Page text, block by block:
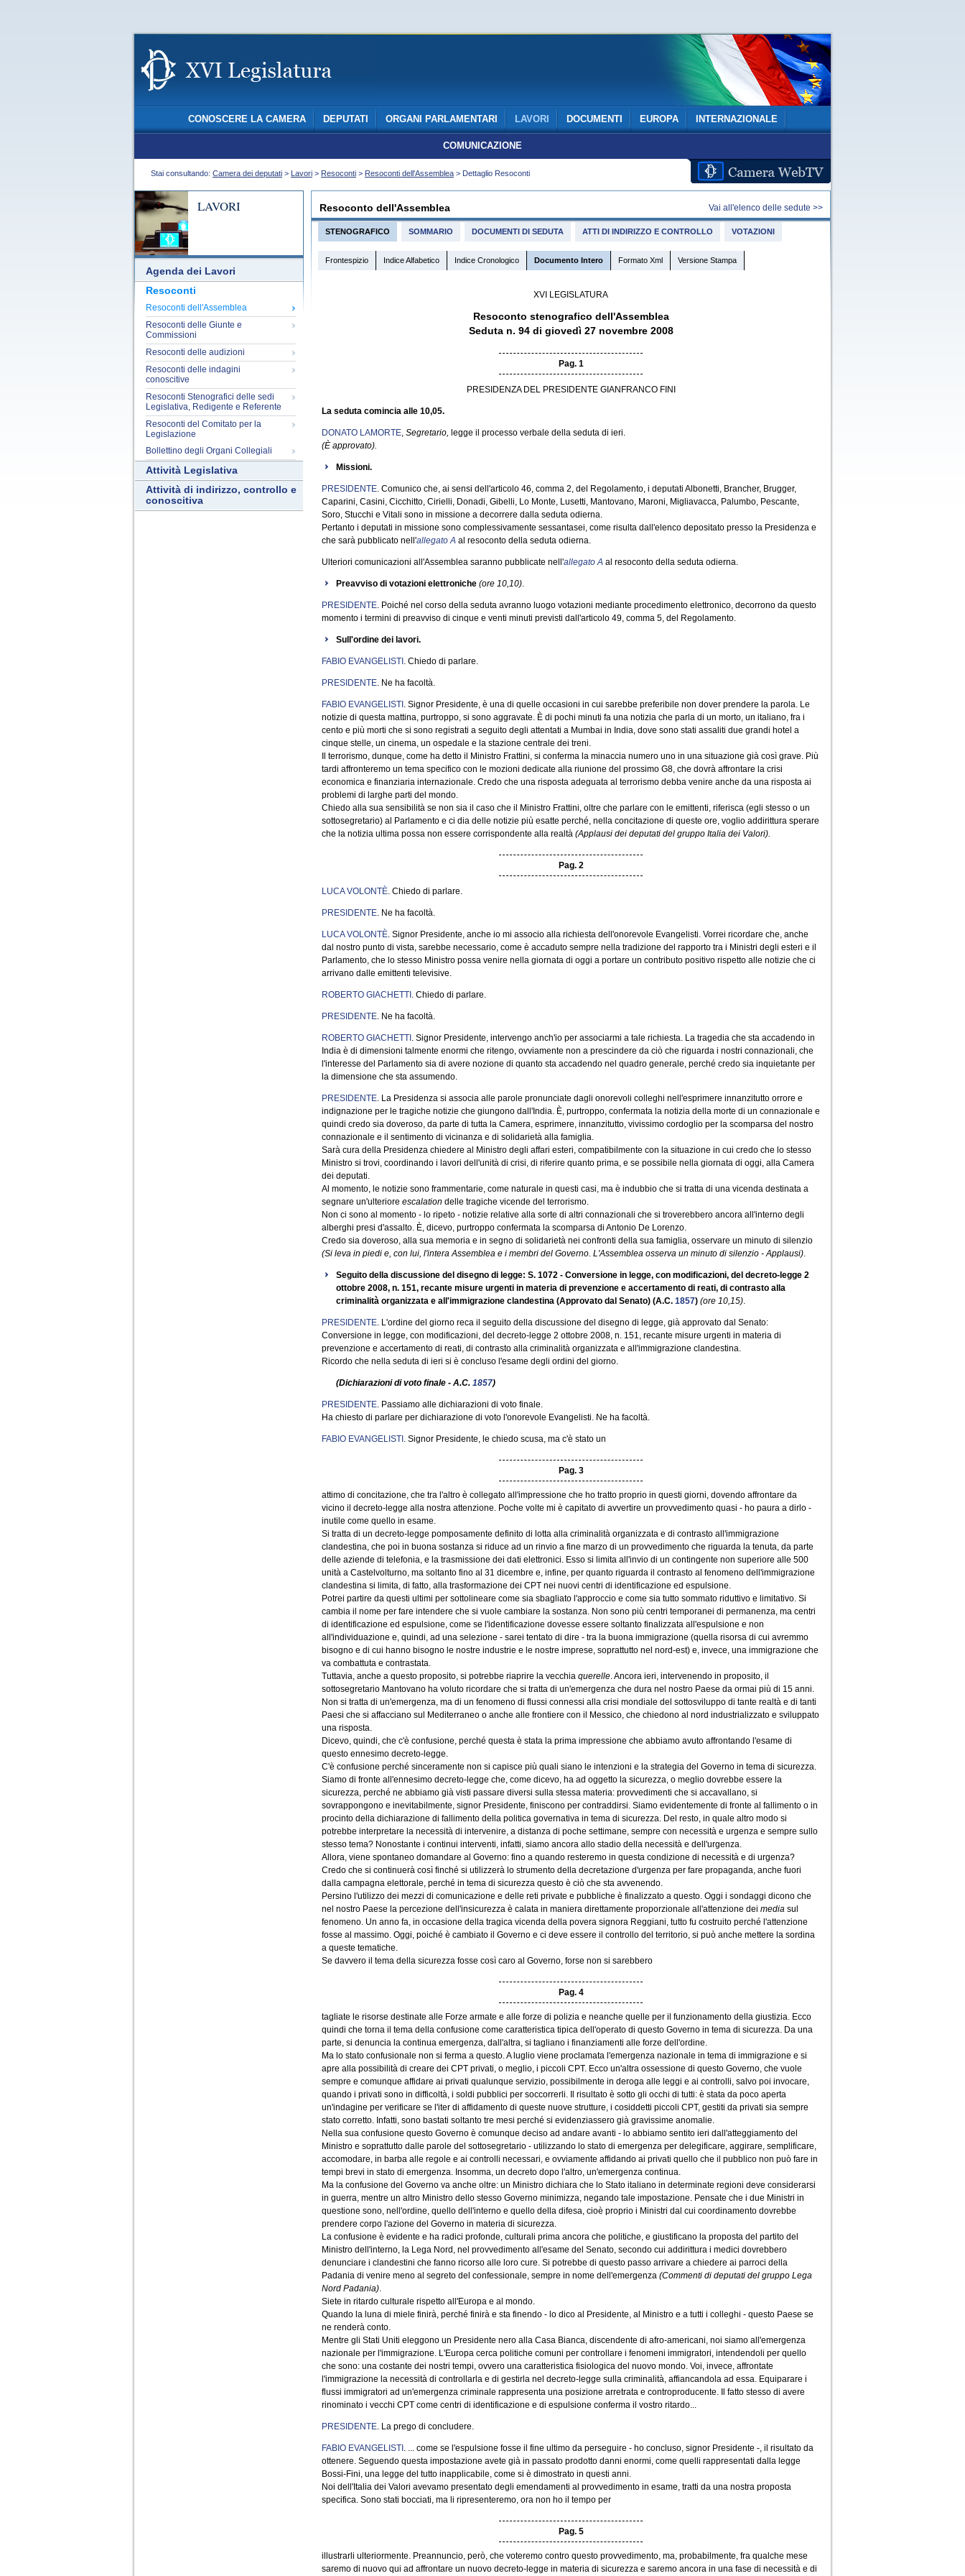
CONOSCERE LA CAMERA DEPUTATI ORGANI PARLAMENTARI LAVORI DOCUMENTI EUROPA INTERNAZIONALE
COMUNICAZIONE
Stai consultando: Camera dei deputati > Lavori > Resoconti > Resoconti dell'Assemblea > Dettaglio Resoconti
LAVORI
Agenda dei Lavori
Resoconti
Resoconti dell'Assemblea
Resoconti delle Giunte e
Commissioni
Resoconti delle audizioni
Resoconti delle indagini
conoscitive
Resoconti Stenografici delle sedi
Legislativa, Redigente e Referente
Resoconti del Comitato per la
Legislazione
Bollettino degli Organi Collegiali
Attività Legislativa
Attività di indirizzo, controllo e
conoscitiva
Resoconto dell'Assemblea Vai all'elenco delle sedute >>
STENOGRAFICO SOMMARIO DOCUMENTI DI SEDUTA ATTI DI INDIRIZZO E CONTROLLO VOTAZIONI
Frontespizio Indice Alfabetico Indice Cronologico Documento Intero Formato Xml Versione Stampa
XVI LEGISLATURA
Resoconto stenografico dell'Assemblea
Seduta n. 94 di giovedì 27 novembre 2008
Pag. 1
PRESIDENZA DEL PRESIDENTE GIANFRANCO FINI
La seduta comincia alle 10,05.
DONATO LAMORTE, Segretario, legge il processo verbale della seduta di ieri.
(È approvato).
Missioni.
PRESIDENTE. Comunico che, ai sensi dell'articolo 46, comma 2, del Regolamento, i deputati Albonetti, Brancher, Brugger,
Caparini, Casini, Cicchitto, Cirielli, Donadi, Gibelli, Lo Monte, Lusetti, Mantovano, Maroni, Migliavacca, Palumbo, Pescante,
Soro, Stucchi e Vitali sono in missione a decorrere dalla seduta odierna.
Pertanto i deputati in missione sono complessivamente sessantasei, come risulta dall'elenco depositato presso la Presidenza e
che sarà pubblicato nell'allegato A al resoconto della seduta odierna.
Ulteriori comunicazioni all'Assemblea saranno pubblicate nell'allegato A al resoconto della seduta odierna.
Preavviso di votazioni elettroniche (ore 10,10).
PRESIDENTE. Poiché nel corso della seduta avranno luogo votazioni mediante procedimento elettronico, decorrono da questo
momento i termini di preavviso di cinque e venti minuti previsti dall'articolo 49, comma 5, del Regolamento.
Sull'ordine dei lavori.
FABIO EVANGELISTI . Chiedo di parlare.
PRESIDENTE. Ne ha facoltà.
FABIO EVANGELISTI . Signor Presidente, è una di quelle occasioni in cui sarebbe preferibile non dover prendere la parola. Le
notizie di questa mattina, purtroppo, si sono aggravate. È di pochi minuti fa una notizia che parla di un morto, un italiano, fra i
cento e più morti che si sono registrati a seguito degli attentati a Mumbai in India, dove sono stati assaliti due grandi hotel a
cinque stelle, un cinema, un ospedale e la stazione centrale dei treni.
Il terrorismo, dunque, come ha detto il Ministro Frattini, si conferma la minaccia numero uno in una situazione già così grave. Più
tardi affronteremo un tema specifico con le mozioni dedicate alla riunione del prossimo G8, che dovrà affrontare la crisi
economica e finanziaria internazionale. Credo che una risposta adeguata al terrorismo debba venire anche da una risposta ai
problemi di larghe parti del mondo.
Chiedo alla sua sensibilità se non sia il caso che il Ministro Frattini, oltre che parlare con le emittenti, riferisca (egli stesso o un
sottosegretario) al Parlamento e ci dia delle notizie più esatte perché, nella concitazione di queste ore, voglio addirittura sperare
che la notizia ultima possa non essere corrispondente alla realtà (Applausi dei deputati del gruppo Italia dei Valori).
Pag. 2
LUCA VOLONTÈ. Chiedo di parlare.
PRESIDENTE. Ne ha facoltà.
LUCA VOLONTÈ. Signor Presidente, anche io mi associo alla richiesta dell'onorevole Evangelisti. Vorrei ricordare che, anche
dal nostro punto di vista, sarebbe necessario, come è accaduto sempre nella tradizione del rapporto tra i Ministri degli esteri e il
Parlamento, che lo stesso Ministro possa venire nella giornata di oggi a portare un contributo positivo rispetto alle notizie che ci
arrivano dalle emittenti televisive.
ROBERTO GIACHETTI . Chiedo di parlare.
PRESIDENTE. Ne ha facoltà.
ROBERTO GIACHETTI . Signor Presidente, intervengo anch'io per associarmi a tale richiesta. La tragedia che sta accadendo in
India è di dimensioni talmente enormi che ritengo, ovviamente non a prescindere da ciò che riguarda i nostri connazionali, che
l'interesse del Parlamento sia di avere nozione di quanto sta accadendo nel quadro generale, perché credo sia inquietante per
la dimensione che sta assumendo.
PRESIDENTE. La Presidenza si associa alle parole pronunciate dagli onorevoli colleghi nell'esprimere innanzitutto orrore e
indignazione per le tragiche notizie che giungono dall'India. È, purtroppo, confermata la notizia della morte di un connazionale e
quindi credo sia doveroso, da parte di tutta la Camera, esprimere, innanzitutto, vivissimo cordoglio per la scomparsa del nostro
connazionale e il sentimento di vicinanza e di solidarietà alla famiglia.
Sarà cura della Presidenza chiedere al Ministro degli affari esteri, compatibilmente con la situazione in cui credo che lo stesso
Ministro si trovi, coordinando i lavori dell'unità di crisi, di riferire quanto prima, e se possibile nella giornata di oggi, alla Camera
dei deputati.
Al momento, le notizie sono frammentarie, come naturale in questi casi, ma è indubbio che si tratta di una vicenda destinata a
segnare un'ulteriore escalation delle tragiche vicende del terrorismo.
Non ci sono al momento - lo ripeto - notizie relative alla sorte di altri connazionali che si troverebbero ancora all'interno degli
alberghi presi d'assalto. È, dicevo, purtroppo confermata la scomparsa di Antonio De Lorenzo.
Credo sia doveroso, alla sua memoria e in segno di solidarietà nei confronti della sua famiglia, osservare un minuto di silenzio
(Si leva in piedi e, con lui, l'intera Assemblea e i membri del Governo. L'Assemblea osserva un minuto di silenzio - Applausi).
Seguito della discussione del disegno di legge: S. 1072 - Conversione in legge, con modificazioni, del decreto-legge 2
ottobre 2008, n. 151, recante misure urgenti in materia di prevenzione e accertamento di reati, di contrasto alla
criminalità organizzata e all'immigrazione clandestina (Approvato dal Senato) (A.C. 1857) (ore 10,15).
PRESIDENTE. L'ordine del giorno reca il seguito della discussione del disegno di legge, già approvato dal Senato:
Conversione in legge, con modificazioni, del decreto-legge 2 ottobre 2008, n. 151, recante misure urgenti in materia di
prevenzione e accertamento di reati, di contrasto alla criminalità organizzata e all'immigrazione clandestina.
Ricordo che nella seduta di ieri si è concluso l'esame degli ordini del giorno.
(Dichiarazioni di voto finale - A.C. 1857)
PRESIDENTE. Passiamo alle dichiarazioni di voto finale.
Ha chiesto di parlare per dichiarazione di voto l'onorevole Evangelisti. Ne ha facoltà.
FABIO EVANGELISTI . Signor Presidente, le chiedo scusa, ma c'è stato un
Pag. 3
attimo di concitazione, che tra l'altro è collegato all'impressione che ho tratto proprio in questi giorni, dovendo affrontare da
vicino il decreto-legge alla nostra attenzione. Poche volte mi è capitato di avvertire un provvedimento quasi - ho paura a dirlo -
inutile come quello in esame.
Si tratta di un decreto-legge pomposamente definito di lotta alla criminalità organizzata e di contrasto all'immigrazione
clandestina, che poi in buona sostanza si riduce ad un rinvio a fine marzo di un provvedimento che riguarda la tenuta, da parte
delle aziende di telefonia, e la trasmissione dei dati elettronici. Esso si limita all'invio di un contingente non superiore alle 500
unità a Castelvolturno, ma soltanto fino al 31 dicembre e, infine, per quanto riguarda il contrasto al fenomeno dell'immigrazione
clandestina si limita, di fatto, alla trasformazione dei CPT nei nuovi centri di identificazione ed espulsione.
Potrei partire da questi ultimi per sottolineare come sia sbagliato l'approccio e come sia tutto sommato riduttivo e limitativo. Si
cambia il nome per fare intendere che si vuole cambiare la sostanza. Non sono più centri temporanei di permanenza, ma centri
di identificazione ed espulsione, come se l'identificazione dovesse essere soltanto finalizzata all'espulsione e non
all'individuazione e, quindi, ad una selezione - sarei tentato di dire - tra la buona immigrazione (quella risorsa di cui avremmo
bisogno e di cui hanno bisogno le nostre industrie e le nostre imprese, soprattutto nel nord-est) e, invece, una immigrazione che
va combattuta e contrastata.
Tuttavia, anche a questo proposito, si potrebbe riaprire la vecchia querelle. Ancora ieri, intervenendo in proposito, il
sottosegretario Mantovano ha voluto ricordare che si tratta di un'emergenza che dura nel nostro Paese da ormai più di 15 anni.
Non si tratta di un'emergenza, ma di un fenomeno di flussi connessi alla crisi mondiale del sottosviluppo di tante realtà e di tanti
Paesi che si affacciano sul Mediterraneo o anche alle frontiere con il Messico, che chiedono al nord industrializzato e sviluppato
una risposta.
Dicevo, quindi, che c'è confusione, perché questa è stata la prima impressione che abbiamo avuto affrontando l'esame di
questo ennesimo decreto-legge.
C'è confusione perché sinceramente non si capisce più quali siano le intenzioni e la strategia del Governo in tema di sicurezza.
Siamo di fronte all'ennesimo decreto-legge che, come dicevo, ha ad oggetto la sicurezza, o meglio dovrebbe essere la
sicurezza, perché ne abbiamo già visti passare diversi sulla stessa materia: provvedimenti che si accavallano, si
sovrappongono e inevitabilmente, signor Presidente, finiscono per contraddirsi. Siamo evidentemente di fronte al fallimento o in
procinto della dichiarazione di fallimento della politica governativa in tema di sicurezza. Del resto, in quale altro modo si
potrebbe interpretare la necessità di intervenire, a distanza di poche settimane, sempre con necessità e urgenza e sempre sullo
stesso tema? Nonostante i continui interventi, infatti, siamo ancora allo stadio della necessità e dell'urgenza.
Allora, viene spontaneo domandare al Governo: fino a quando resteremo in questa condizione di necessità e di urgenza?
Credo che si continuerà così finché si utilizzerà lo strumento della decretazione d'urgenza per fare propaganda, anche fuori
dalla campagna elettorale, perché in tema di sicurezza questo è ciò che sta avvenendo.
Persino l'utilizzo dei mezzi di comunicazione e delle reti private e pubbliche è finalizzato a questo. Oggi i sondaggi dicono che
nel nostro Paese la percezione dell'insicurezza è calata in maniera direttamente proporzionale all'attenzione dei media sul
fenomeno. Un anno fa, in occasione della tragica vicenda della povera signora Reggiani, tutto fu costruito perché l'attenzione
fosse al massimo. Oggi, poiché è cambiato il Governo e ci deve essere il controllo del territorio, si può anche mettere la sordina
a queste tematiche.
Se davvero il tema della sicurezza fosse così caro al Governo, forse non si sarebbero
Pag. 4
tagliate le risorse destinate alle Forze armate e alle forze di polizia e neanche quelle per il funzionamento della giustizia. Ecco
quindi che torna il tema della confusione come caratteristica tipica dell'operato di questo Governo in tema di sicurezza. Da una
parte, si denuncia la continua emergenza, dall'altra, si tagliano i finanziamenti alle forze dell'ordine.
Ma lo stato confusionale non si ferma a questo. A luglio viene proclamata l'emergenza nazionale in tema di immigrazione e si
apre alla possibilità di creare dei CPT privati, o meglio, i piccoli CPT. Ecco un'altra ossessione di questo Governo, che vuole
sempre e comunque affidare ai privati qualunque servizio, possibilmente in deroga alle leggi e ai controlli, salvo poi invocare,
quando i privati sono in difficoltà, i soldi pubblici per soccorrerli. Il risultato è sotto gli occhi di tutti: è stata da poco aperta
un'indagine per verificare se l'iter di affidamento di queste nuove strutture, i cosiddetti piccoli CPT, gestiti da privati sia sempre
stato corretto. Infatti, sono bastati soltanto tre mesi perché si evidenziassero già gravissime anomalie.
Nella sua confusione questo Governo è comunque deciso ad andare avanti - lo abbiamo sentito ieri dall'atteggiamento del
Ministro e soprattutto dalle parole del sottosegretario - utilizzando lo stato di emergenza per delegificare, aggirare, semplificare,
accomodare, in barba alle regole e ai controlli necessari, e ovviamente affidando ai privati quello che il pubblico non può fare in
tempi brevi in stato di emergenza. Insomma, un decreto dopo l'altro, un'emergenza continua.
Ma la confusione del Governo va anche oltre: un Ministro dichiara che lo Stato italiano in determinate regioni deve considerarsi
in guerra, mentre un altro Ministro dello stesso Governo minimizza, negando tale impostazione. Pensate che i due Ministri in
questione sono, nell'ordine, quello dell'interno e quello della difesa, cioè proprio i Ministri dal cui coordinamento dovrebbe
prendere corpo l'azione del Governo in materia di sicurezza.
La confusione è evidente e ha radici profonde, culturali prima ancora che politiche, e giustificano la proposta del partito del
Ministro dell'interno, la Lega Nord, nel provvedimento all'esame del Senato, secondo cui addirittura i medici dovrebbero
denunciare i clandestini che fanno ricorso alle loro cure. Si potrebbe di questo passo arrivare a chiedere ai parroci della
Padania di venire meno al segreto del confessionale, sempre in nome dell'emergenza (Commenti di deputati del gruppo Lega
Nord Padania).
Siete in ritardo culturale rispetto all'Europa e al mondo.
Quando la luna di miele finirà, perché finirà e sta finendo - lo dico al Presidente, al Ministro e a tutti i colleghi - questo Paese se
ne renderà conto.
Mentre gli Stati Uniti eleggono un Presidente nero alla Casa Bianca, discendente di afro-americani, noi siamo all'emergenza
nazionale per l'immigrazione. L'Europa cerca politiche comuni per controllare i fenomeni immigratori, intendendoli per quello
che sono: una costante dei nostri tempi, ovvero una caratteristica fisiologica del nuovo mondo. Voi, invece, affrontate
l'immigrazione la necessità di controllarla e di gestirla nel decreto-legge sulla criminalità, affiancandola ad essa. Equiparare i
flussi immigratori ad un'emergenza criminale rappresenta una posizione arretrata e controproducente. Il fatto stesso di avere
rinominato i vecchi CPT come centri di identificazione e di espulsione conferma il vostro ritardo...
PRESIDENTE. La prego di concludere.
FABIO EVANGELISTI . ... come se l'espulsione fosse il fine ultimo da perseguire - ho concluso, signor Presidente -, il risultato da
ottenere. Seguendo questa impostazione avete già in passato prodotto danni enormi, come quelli rappresentati dalla legge
Bossi-Fini, una legge del tutto inapplicabile, come si è dimostrato in questi anni.
Noi dell'Italia dei Valori avevamo presentato degli emendamenti al provvedimento in esame, tratti da una nostra proposta
specifica. Sono stati bocciati, ma li ripresenteremo, ora non ho il tempo per
Pag. 5
illustrarli ulteriormente. Preannuncio, però, che voteremo contro questo provvedimento, ma, probabilmente, fra qualche mese
saremo di nuovo qui ad affrontare un nuovo decreto-legge in materia di sicurezza e saremo ancora in una fase di necessità e di